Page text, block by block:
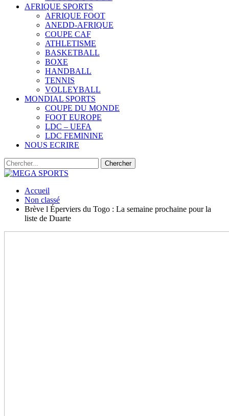
AFRIQUE SPORTS
AFRIQUE FOOT
ANEDD-AFRIQUE
COUPE CAF
ATHLETISME
BASKETBALL
BOXE
HANDBALL
TENNIS
VOLLEYBALL
MONDIAL SPORTS
COUPE DU MONDE
FOOT EUROPE
LDC – UEFA
LDC FEMININE
NOUS ECRIRE
Accueil
Non classé
Brève l Éperviers du Togo : La semaine prochaine pour la
liste de Duarte